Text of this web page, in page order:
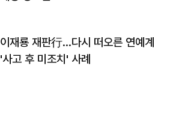
이재룡 재판行…다시 떠오른 연예계
'사고 후 미조치' 사례